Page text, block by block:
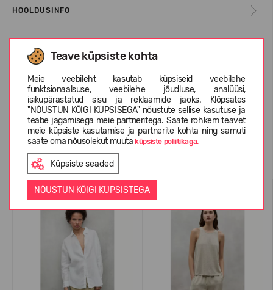
Teave küpsiste kohta
Meie veebileht kasutab küpsiseid veebilehe
funktsionaalsuse, veebilehe jõudluse, analüüsi,
isikupärastatud sisu ja reklaamide jaoks. Klõpsates
"NÕUSTUN KÕIGI KÜPSISEGA" nõustute sellise kasutuse ja
teabe jagamisega meie partneritega. Saate rohkem teavet
meie küpsiste kasutamise ja partnerite kohta ning samuti
saate oma nõusolekut muutaküpsiste poliitikaga.
Küpsiste seaded
NÕUSTUN KÕIGI KÜPSISTEGA
HOOLDUSINFO
INFORMATSIOON KOHTA ECOALF
KLIENTIDE ARVUSTUSED (0)
Sarnased tooted
SUVEKS SUVEKS